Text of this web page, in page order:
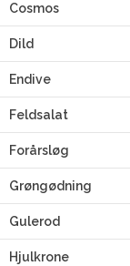
Cosmos
Dild
Endive
Feldsalat
Forårsløg
Grøngødning
Gulerod
Hjulkrone